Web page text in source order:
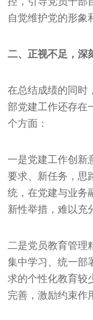
自觉维护党的形象
二、正视不足，深
在总结成绩的同时
部党建工作还存在
个方面：
一是党建工作创新
要求、新任务，思
统，在党建与业务
新性举措，难以充
二是党员教育管理
集中学习、统一部
求的个性化教育较
完善，激励约束作